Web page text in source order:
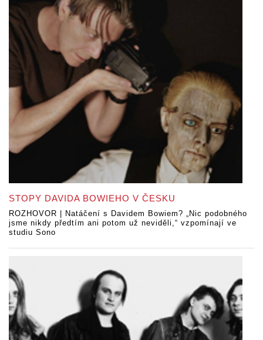
STOPY DAVIDA BOWIEHO V ČESKU
ROZHOVOR | Natáčení s Davidem Bowiem? „Nic podobného
jsme nikdy předtím ani potom už neviděli,“ vzpomínají ve
studiu Sono